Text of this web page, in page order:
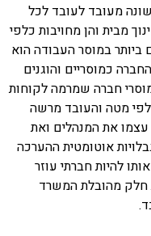
מעובד לעובד לכל
מבית והן מחויבות כלפי
במוסר העבודה הוא
כמוסריים והוגנים
חברה שמרמה לקוחות
מטה והעובד מרשה
את המנהלים ואת
אוטומטית ההערכה
להיות חברתי עוזר
חלק מהובלת המשרד